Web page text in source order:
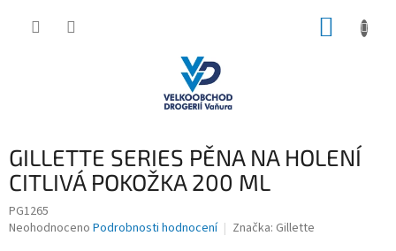
GILLETTE SERIES PĚNA NA HOLENÍ
CITLIVÁ POKOŽKA 200 ML
PG1265
Průměrné
Neohodnoceno Podrobnosti hodnocení Značka: Gillette